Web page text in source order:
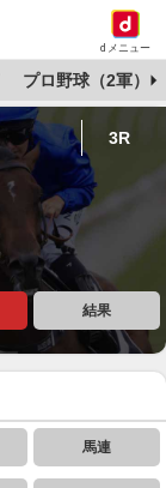
dメニュー
プロ野球（2軍）
3R
結果
馬連